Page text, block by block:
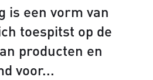
is een vorm van
toespitst op de
producten en
voor